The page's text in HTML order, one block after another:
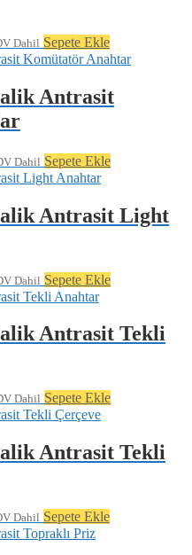
Dahil Sepete Ekle
Antrasit
Dahil Sepete Ekle
Antrasit Light
Dahil Sepete Ekle
Antrasit Tekli
Dahil Sepete Ekle
Antrasit Tekli
Dahil Sepete Ekle